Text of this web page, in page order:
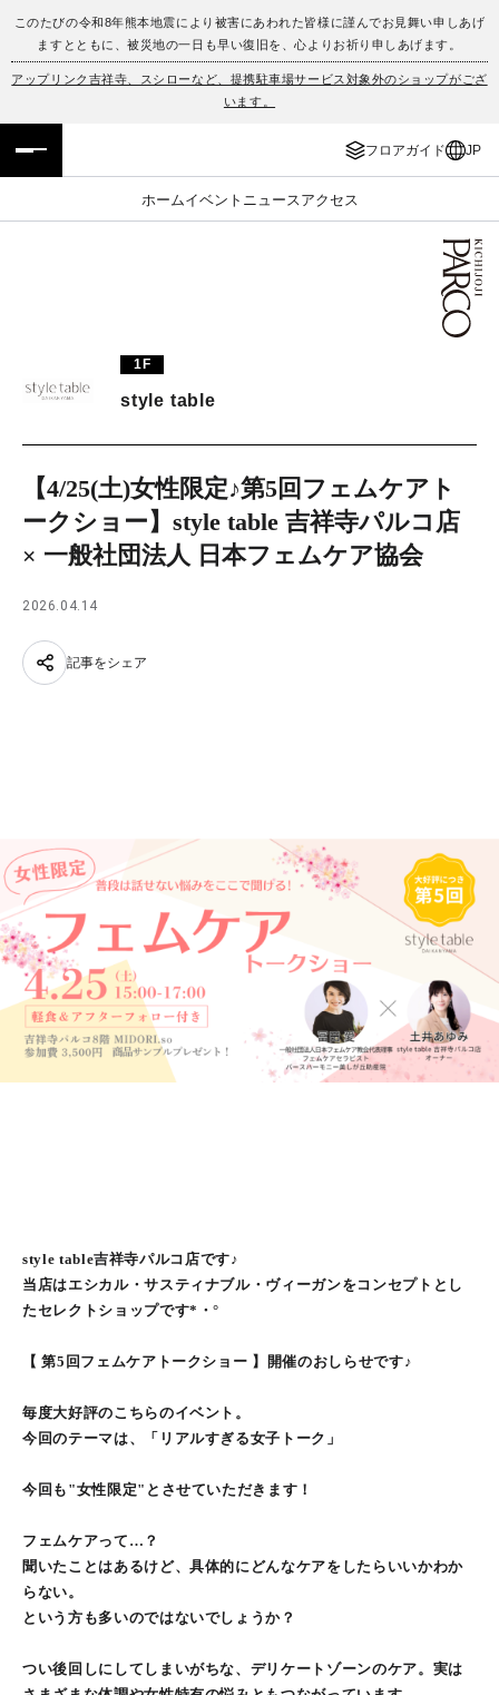
このたびの令和8年熊本地震により被害にあわれた皆様に謹んでお見舞い申しあげ
ますとともに、被災地の一日も早い復旧を、心よりお祈り申しあげます。
アップリンク吉祥寺、スシローなど、提携駐車場サービス対象外のショップがござ
います。
フロアガイド JP
ホームイベント ニュース アクセス
フロアガイド
イベント・ポップアップ
ニュース
PARCOメンバーズ
ENGLISH
簡体字
한국어
1F
style table
【4/25(土)女性限定♪第5回フェムケアト
ークショー】style table 吉祥寺パルコ店
× 一般社団法人 日本フェムケア協会
2026.04.14
記事をシェア
style table吉祥寺パルコ店です♪
当店はエシカル・サスティナブル・ヴィーガンをコンセプトとし
たセレクトショップです*・°
【 第5回フェムケアトークショー 】開催のおしらせです♪
毎度大好評のこちらのイベント。
今回のテーマは、「リアルすぎる女子トーク」
今回も"女性限定"とさせていただきます！
フェムケアって…？
聞いたことはあるけど、具体的にどんなケアをしたらいいかわか
らない。
という方も多いのではないでしょうか？
つい後回しにしてしまいがちな、デリケートゾーンのケア。実は